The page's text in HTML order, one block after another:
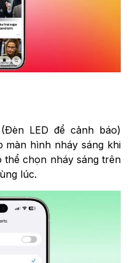
LED để cảnh báo)
màn hình nháy sáng khi
thể chọn nháy sáng trên
lúc.